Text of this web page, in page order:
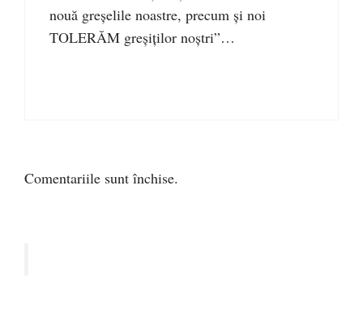
nouă greșelile noastre, precum și noi
TOLERĂM greșiților noștri”…
Comentariile sunt închise.